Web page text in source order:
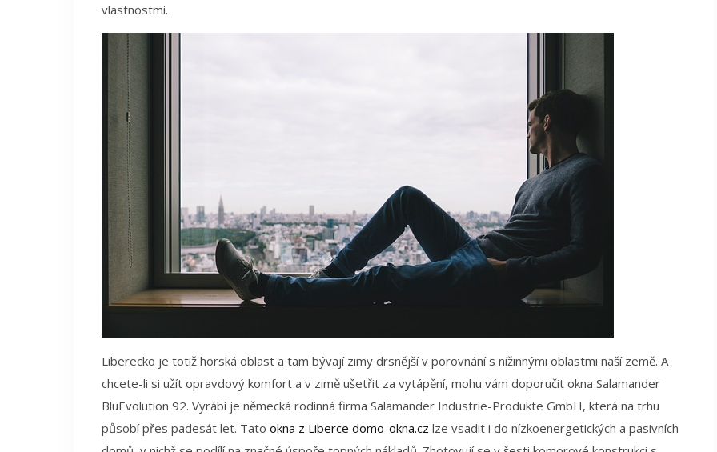
vlastnostmi.
Liberecko je totiž horská oblast a tam bývají zimy drsnější v porovnání s nížinnými oblastmi naší země. A
chcete-li si užít opravdový komfort a v zimě ušetřit za vytápění, mohu vám doporučit okna Salamander
BluEvolution 92. Vyrábí je německá rodinná firma Salamander Industrie-Produkte GmbH, která na trhu
působí přes padesát let. Tato okna z Liberce domo-okna.cz lze vsadit i do nízkoenergetických a pasivních